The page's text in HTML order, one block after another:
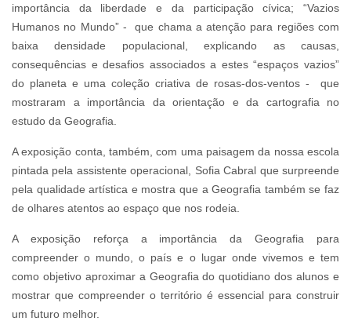
importância da liberdade e da participação cívica; “Vazios
Humanos no Mundo” -
que chama a atenção para regiões com
baixa densidade populacional, explicando as causas,
consequências e desafios associados a estes “espaços vazios”
do planeta e uma coleção criativa de rosas-dos-ventos -
que
mostraram a importância da orientação e da cartografia no
estudo da Geografia.
A exposição conta, também, com uma paisagem da nossa escola
pintada pela assistente operacional, Sofia Cabral que surpreende
pela qualidade artística e mostra que a Geografia também se faz
de olhares atentos ao espaço que nos rodeia.
A exposição reforça a importância da Geografia para
compreender o mundo, o país e o lugar onde vivemos e tem
como objetivo aproximar a Geografia do quotidiano dos alunos e
mostrar que compreender o território é essencial para construir
um futuro melhor.